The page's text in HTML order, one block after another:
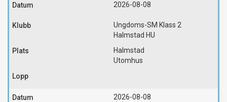
2026-08-08
Ungdoms-SM Klass 2
Halmstad HU
Halmstad
Utomhus
2026-08-08